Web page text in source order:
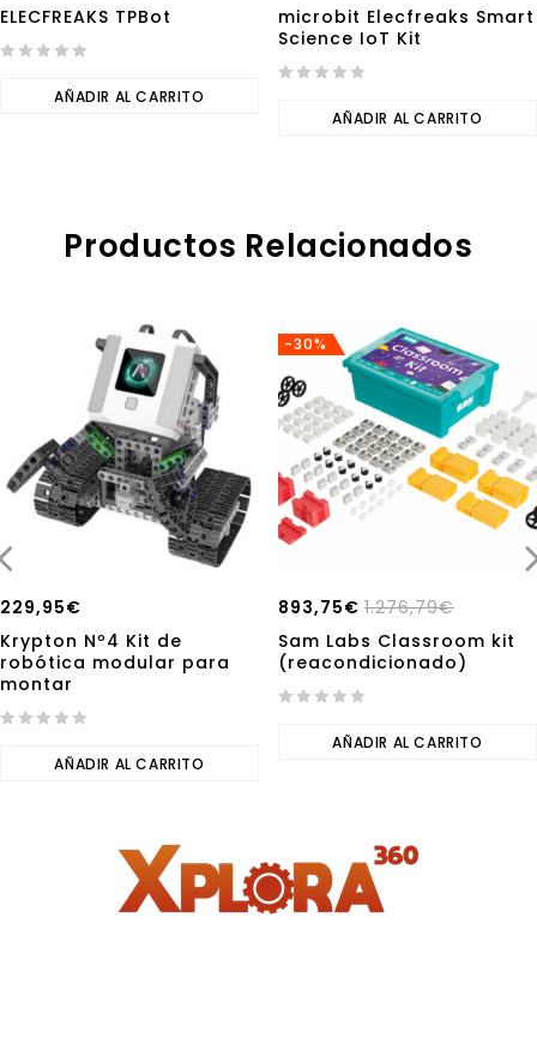
ELECFREAKS TPBot
AÑADIR AL CARRITO
microbit Elecfreaks Smart
Science IoT Kit
AÑADIR AL CARRITO
Productos Relacionados
229,95€
Krypton Nº4 Kit de
robótica modular para
montar
AÑADIR AL CARRITO
-30%
1.276,79€
893,75€
Sam Labs Classroom kit
(reacondicionado)
AÑADIR AL CARRITO